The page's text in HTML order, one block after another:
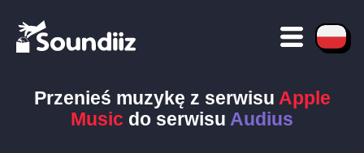
Przenieś muzykę z serwisu Apple
Music do serwisu Audius